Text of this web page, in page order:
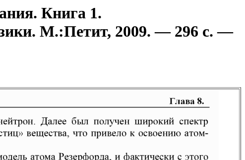
Книга 1.
М.:Петит, 2009. — 296 с. —